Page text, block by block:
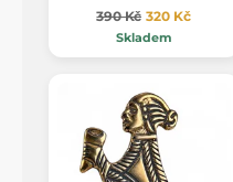
390 Kč 320 Kč
Skladem